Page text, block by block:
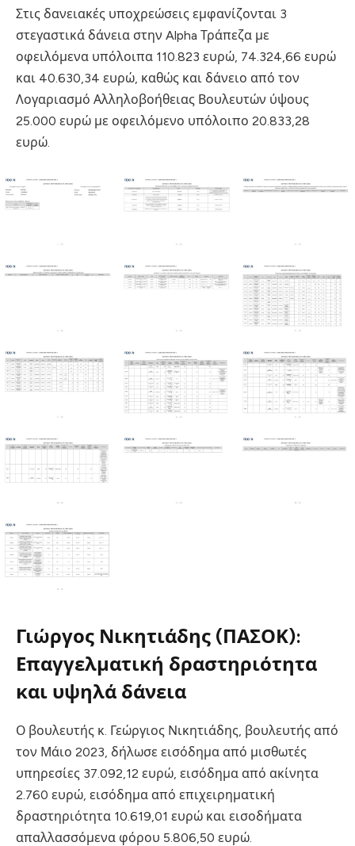
Στις δανειακές υποχρεώσεις εμφανίζονται 3
στεγαστικά δάνεια στην Alpha Τράπεζα με
οφειλόμενα υπόλοιπα 110.823 ευρώ, 74.324,66 ευρώ
και 40.630,34 ευρώ, καθώς και δάνειο από τον
Λογαριασμό Αλληλοβοήθειας Βουλευτών ύψους
25.000 ευρώ με οφειλόμενο υπόλοιπο 20.833,28
ευρώ.
Γιώργος Νικητιάδης (ΠΑΣΟΚ):
Επαγγελματική δραστηριότητα
και υψηλά δάνεια
Ο βουλευτής κ. Γεώργιος Νικητιάδης, βουλευτής από
τον Μάιο 2023, δήλωσε εισόδημα από μισθωτές
υπηρεσίες 37.092,12 ευρώ, εισόδημα από ακίνητα
2.760 ευρώ, εισόδημα από επιχειρηματική
δραστηριότητα 10.619,01 ευρώ και εισοδήματα
απαλλασσόμενα φόρου 5.806,50 ευρώ.